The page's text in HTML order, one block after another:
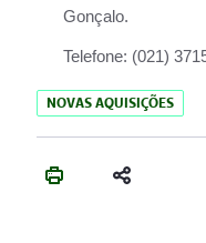
Gonçalo.
Telefone: (021)
NOVAS AQUISIÇÕES